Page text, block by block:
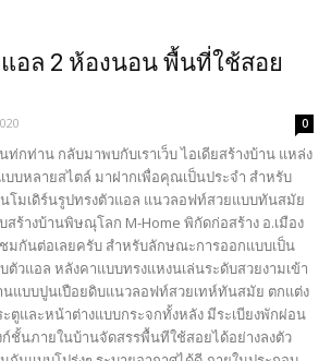
อล 2 ห้องนอน พื้นที่ใช้สอย
0
ท่าน กลับมาพบกับเราเว็บ ไอเดียสร้างบ้าน แหล่ง
บหลายสไตล์ มาฝากเพื่อคุณเป็นประจำ สำหรับ
โมเดิร์นรูปทรงตัวแอล แนวลอฟท์สวยแบบทันสมัย
สร้างบ้านพิษณุโลก M-Home พิกัดก่อสร้าง อ.เมือง
กันต่อเลยครับ สำหรับลักษณะการออกแบบเป็น
ตัวแอล หลังคาแบบทรงแหงนเล่นระดับสวยงามเข้า
แบบปูนเปือยดิบแนวลอฟท์สวยเทห์ทันสมัย ตกแต่ง
ตูและหน้าต่างแบบกระจกทั้งหลัง มีระเบียงพักผ่อน
ชั้นภายในบ้านจัดสรรพื้นทีใช้สอยได้อย่างลงตัว